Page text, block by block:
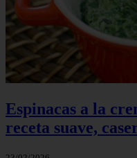
Espinacas a la
receta suave,